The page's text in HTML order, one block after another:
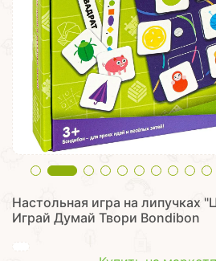
Настольная игра на
Играй Думай Твори Bondibon